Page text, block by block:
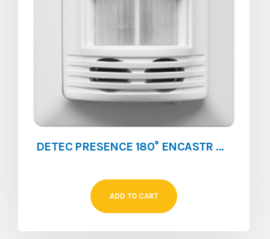
DETEC PRESENCE 180° ENCASTR CLOISON DUAL KDP
ADD TO CART